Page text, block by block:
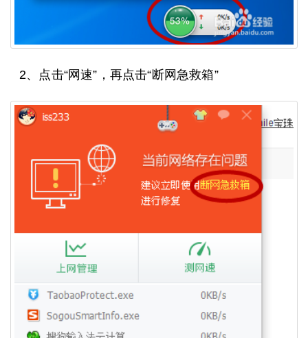
2、点击“网速”，再点击“断网急救箱”